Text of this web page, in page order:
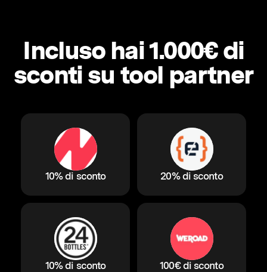
Incluso hai 1.000€ di
sconti su tool partner
10% di sconto 20% di sconto
10% di sconto 100€ di sconto